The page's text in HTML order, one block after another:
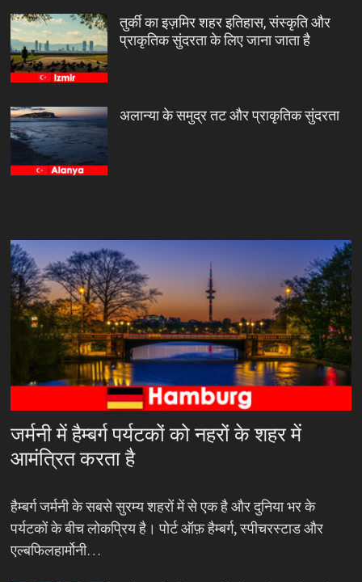
तुर्की का इज़मिर शहर इतिहास, संस्कृति और
प्राकृतिक सुंदरता के लिए जाना जाता है
अलान्या के समुद्र तट और प्राकृतिक सुंदरता
जर्मनी में हैम्बर्ग पर्यटकों को नहरों के शहर में
आमंत्रित करता है
हैम्बर्ग जर्मनी के सबसे सुरम्य शहरों में से एक है और दुनिया भर के
पर्यटकों के बीच लोकप्रिय है। पोर्ट ऑफ़ हैम्बर्ग, स्पीचरस्टाड और
एल्बफिलहार्मोनी…